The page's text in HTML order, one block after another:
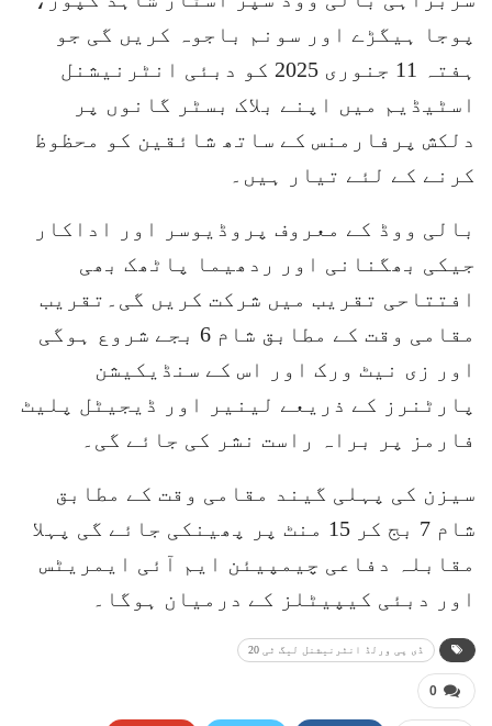
پوجا ہیگڑے اور سونم باجوہ کریں گی جو
ہفتہ 11 جنوری 2025 کو دبئی انٹرنیشنل
اسٹیڈیم میں اپنے بلاک بسٹر گانوں پر
دلکش پرفارمنس کے ساتھ شائقین کو محظوظ
کرنے کے لئے تیار ہیں۔
بالی ووڈ کے معروف پروڈیوسر اور اداکار
جیکی بھگنانی اور ردھیما پاٹھک بھی
افتتاحی تقریب میں شرکت کریں گی۔تقریب
مقامی وقت کے مطابق شام 6 بجے شروع ہوگی
اور زی نیٹ ورک اور اس کے سنڈیکیشن
پارٹنرز کے ذریعے لینیر اور ڈیجیٹل پلیٹ
فارمز پر براہ راست نشر کی جائے گی۔
سیزن کی پہلی گیند مقامی وقت کے مطابق
شام 7 بج کر 15 منٹ پر پھینکی جائے گی پہلا
مقابلہ دفاعی چیمپیئن ایم آئی ایمریٹس
اور دبئی کیپیٹلز کے درمیان ہوگا۔
ڈی پی ورلڈ انٹرنیشنل لیگ ٹی 20
0